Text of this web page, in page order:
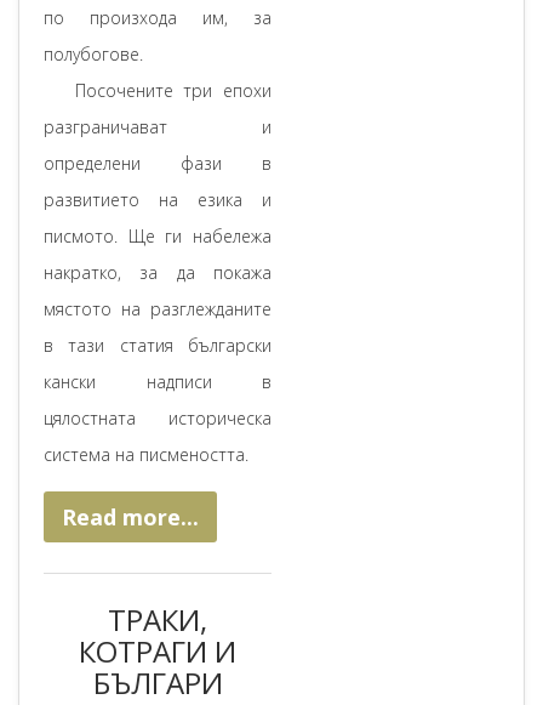
по произхода им, за
полубогове.
Посочените три епохи
разграничават и
определени фази в
развитието на езика и
писмото. Ще ги набележа
накратко, за да покажа
мястото на разглежданите
в тази статия български
кански надписи в
цялостната историческа
система на писмеността.
Read more...
ТРАКИ,
КОТРАГИ И
БЪЛГАРИ